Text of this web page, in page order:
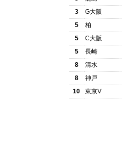
3
G大阪
5
柏
5
C大阪
5
長崎
8
清水
8
神戸
10
東京V